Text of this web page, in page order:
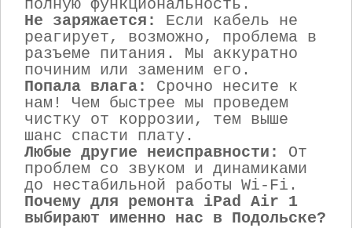
полную функциональность.
Не заряжается:
Если кабель не
реагирует, возможно, проблема в
разъеме питания. Мы аккуратно
починим или заменим его.
Попала влага:
Срочно несите к
нам! Чем быстрее мы проведем
чистку от коррозии, тем выше
шанс спасти плату.
Любые другие неисправности:
От
проблем со звуком и динамиками
до нестабильной работы Wi-Fi.
Почему для ремонта iPad Air 1
выбирают именно нас в Подольске?